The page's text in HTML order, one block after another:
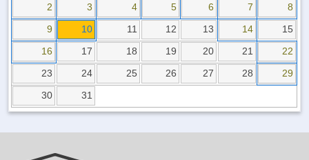
Capacitación Institucional
Estructura organizativa
Publicaciones
2
3 4 5 6 7
8
9
10 11 12 13 14
15
16
17 18 19 20 21
22
23
24 25 26 27 28
29
30
31